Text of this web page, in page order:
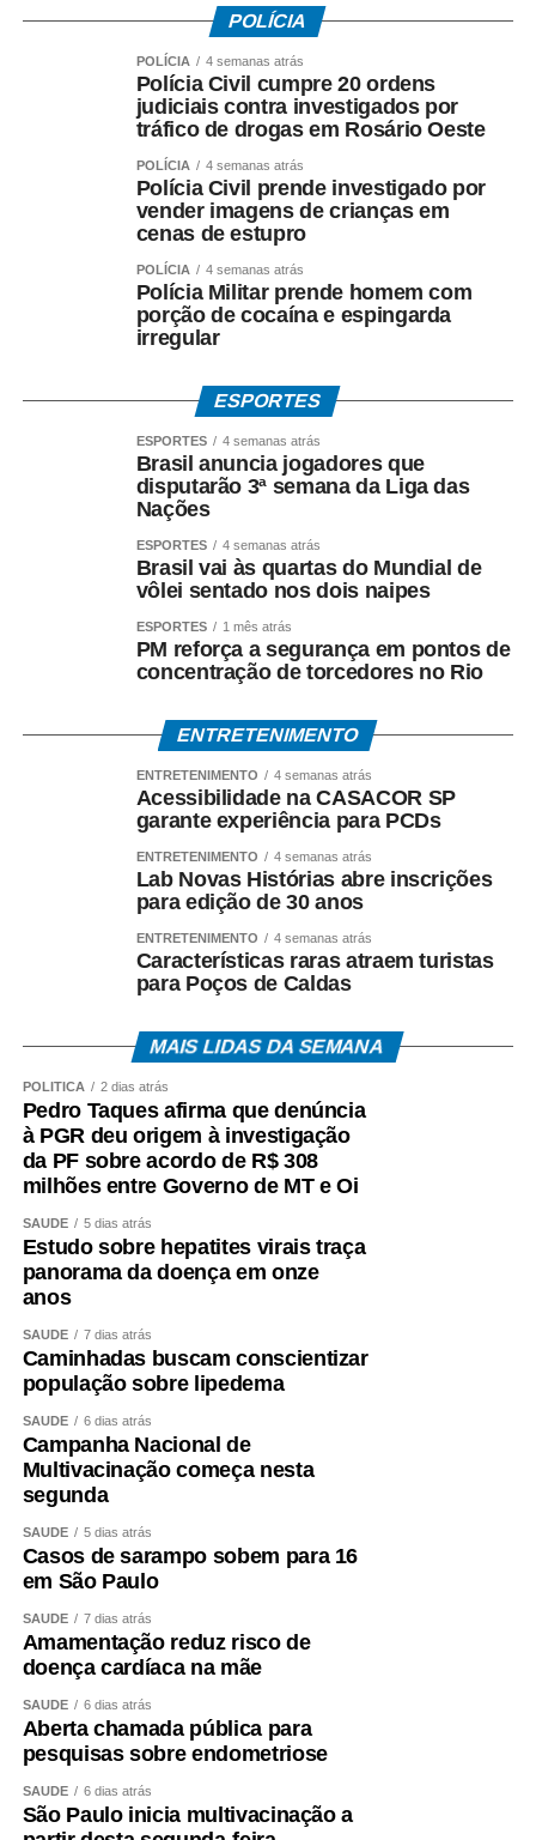
Supremo Tribunal Federal após manifestação da
Procuradoria-Geral da República.
*O que investiga a Polícia Federal*
A Operação Heritage apura se houve irregularidades na
acordo com a Oi.
Entre os crimes investigados estão: *organização
criminosa, peculato, lavagem de dinheiro, crimes contra o
Sistema Financeiro Nacional e uso de informação
não há condenação de qualquer investigado.
*O que diz Mauro Mendes*
*Mauro Mendes nega todas as acusações.*
Em manifestações públicas, o ex-governador afirma que
o acordo foi celebrado dentro da legalidade, com
respaldo técnico e jurídico, e sustenta que a investigação
esclarecerá a regularidade dos atos praticados durante
sua gestão. Mendes também atribui as acusações ao
ambiente de disputa política.
*Investigação continua*
análise dos documentos apreendidos durante a
Operação Heritage.
A existência da investigação não representa condenação,
e todos os investigados têm assegurados os direitos ao
contraditório, à ampla defesa e à presunção de inocência.
O *Espia News* continuará acompanhando o andamento
manifestações oficiais das autoridades e das partes
COMENTE ABAIXO:
WhatsApp
Facebook
Twitter
Messenger
LinkedIn
Share
POLÍCIA
POLÍCIA 4 semanas atrás
Polícia Civil cumpre 20 ordens
judiciais contra investigados por
tráfico de drogas em Rosário Oeste
POLÍCIA 4 semanas atrás
Polícia Civil prende investigado por
vender imagens de crianças em
cenas de estupro
POLÍCIA 4 semanas atrás
Polícia Militar prende homem com
porção de cocaína e espingarda
irregular
ESPORTES
ESPORTES 4 semanas atrás
Brasil anuncia jogadores que
disputarão 3ª semana da Liga das
Nações
ESPORTES 4 semanas atrás
Brasil vai às quartas do Mundial de
vôlei sentado nos dois naipes
ESPORTES 1 mês atrás
PM reforça a segurança em pontos de
concentração de torcedores no Rio
ENTRETENIMENTO
ENTRETENIMENTO 4 semanas atrás
Acessibilidade na CASACOR SP
garante experiência para PCDs
ENTRETENIMENTO 4 semanas atrás
Lab Novas Histórias abre inscrições
para edição de 30 anos
ENTRETENIMENTO 4 semanas atrás
Características raras atraem turistas
para Poços de Caldas
MAIS LIDAS DA SEMANA
POLÍTICA 2 dias atrás
Pedro Taques afirma que denúncia
à PGR deu origem à investigação
da PF sobre acordo de R$ 308
milhões entre Governo de MT e Oi
SAÚDE 5 dias atrás
Estudo sobre hepatites virais traça
panorama da doença em onze
anos
SAÚDE 7 dias atrás
Caminhadas buscam conscientizar
população sobre lipedema
SAÚDE 6 dias atrás
Campanha Nacional de
Multivacinação começa nesta
segunda
SAÚDE 5 dias atrás
Casos de sarampo sobem para 16
em São Paulo
SAÚDE 7 dias atrás
Amamentação reduz risco de
doença cardíaca na mãe
SAÚDE 6 dias atrás
Aberta chamada pública para
pesquisas sobre endometriose
SAÚDE 6 dias atrás
São Paulo inicia multivacinação a